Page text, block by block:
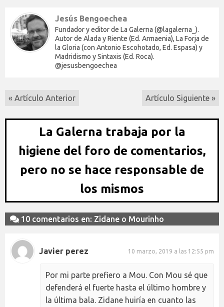
Jesús Bengoechea
Fundador y editor de La Galerna (@lagalerna_).
Autor de Alada y Riente (Ed. Armaenia), La Forja de
la Gloria (con Antonio Escohotado, Ed. Espasa) y
Madridismo y Sintaxis (Ed. Roca).
@jesusbengoechea
« Artículo Anterior Artículo Siguiente »
La Galerna trabaja por la
higiene del foro de comentarios,
pero no se hace responsable de
los mismos
10 comentarios en: Zidane o Mourinho
Javier perez 10 marzo, 2019 a las 12:55 pm
Por mi parte prefiero a Mou. Con Mou sé que
defenderá el fuerte hasta el último hombre y
la última bala. Zidane huiría en cuanto las